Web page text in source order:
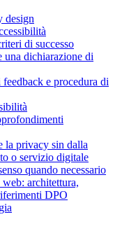
design
di successo
una dichiarazione di
e procedura di
la privacy sin dalla
o servizio digitale
quando necessario
architettura,
DPO